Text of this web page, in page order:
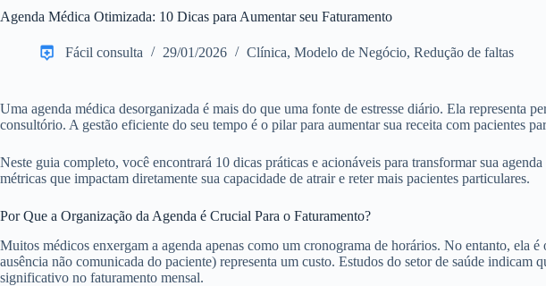
Agenda Médica Otimizada: 10 Dicas para Aumentar seu Faturamento
Fácil consulta 29/01/2026 Clínica, Modelo de Negócio, Redução de faltas
Uma agenda médica desorganizada é mais do que uma fonte de estresse diário. Ela representa
consultório. A gestão eficiente do seu tempo é o pilar para aumentar sua receita com pacientes
Neste guia completo, você encontrará 10 dicas práticas e acionáveis para transformar sua
métricas que impactam diretamente sua capacidade de atrair e reter mais pacientes particulares.
Por Que a Organização da Agenda é Crucial Para o Faturamento?
Muitos médicos enxergam a agenda apenas como um cronograma de horários. No entanto, ela
ausência não comunicada do paciente) representa um custo. Estudos do setor de saúde indicam
significativo no faturamento mensal.